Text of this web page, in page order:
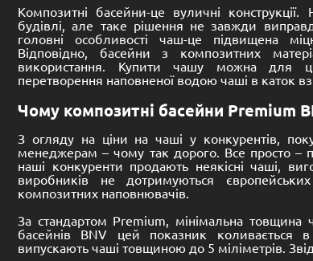
Розмір: 8800 - 4000 -1060-1620 mm
Басейн композитний Premium
Імперія
14,400.00€
До кошика